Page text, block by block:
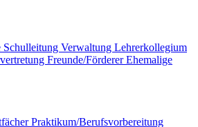
Schulleitung Verwaltung Lehrerkollegium
Freunde/FördererEhemalige
Praktikum/Berufsvorbereitung